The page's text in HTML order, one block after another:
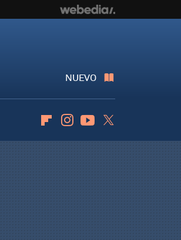
NUEVO
FlipboardInstagramYoutube